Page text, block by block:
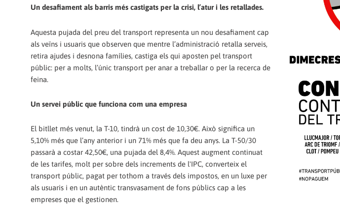
Un desafiament als barris més castigats per la crisi, l’atur i les retallades.
Aquesta pujada del preu del transport representa un nou desafiament cap
als veïns i usuaris que observen que mentre l’administració retalla serveis,
retira ajudes i desnona famílies, castiga els qui aposten pel transport
públic: per a molts, l’únic transport per anar a treballar o per la recerca de
feina.
Un servei públic que funciona com una empresa
El bitllet més venut, la T-10, tindrà un cost de 10,30€. Això significa un
5,10% més que l’any anterior i un 71% més que fa deu anys. La T-50/30
passarà a costar 42,50€, una pujada del 8,4%. Aquest augment continuat
de les tarifes, molt per sobre dels increments de l'IPC, converteix el
transport públic, pagat per tothom a través dels impostos, en un luxe per
als usuaris i en un autèntic transvasament de fons públics cap a les
empreses que el gestionen.